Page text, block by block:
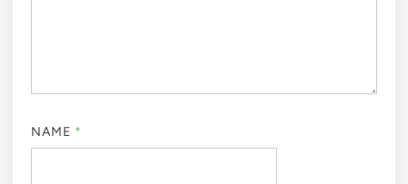
NAME *